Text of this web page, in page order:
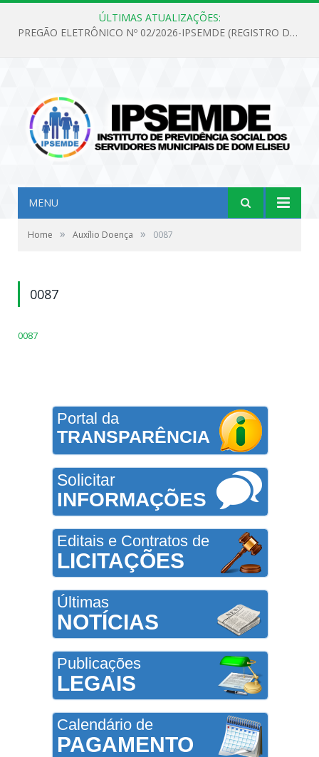
ÚLTIMAS ATUALIZAÇÕES:
PREGÃO ELETRÔNICO Nº 02/2026-IPSEMDE (REGISTRO DE PREÇOS PARA FUTURA E EVENTUAL AQUISIÇÃO DE MATERIAL DE LIMPEZA E GÊNEROS ALIMENTÍCIOS PARA ATENDER AS NECESSIDADES DO INSTITUTO DE PREVIDÊNCIA SOCIAL DOS SERVIDORES MUNICIPAIS DE DOM ELISEU.)
MENU
Home » Auxílio Doença » 0087
0087
0087
Portal da
TRANSPARÊNCIA
Solicitar
INFORMAÇÕES
Editais e Contratos de
LICITAÇÕES
Últimas
NOTÍCIAS
Publicações
LEGAIS
Calendário de
PAGAMENTO